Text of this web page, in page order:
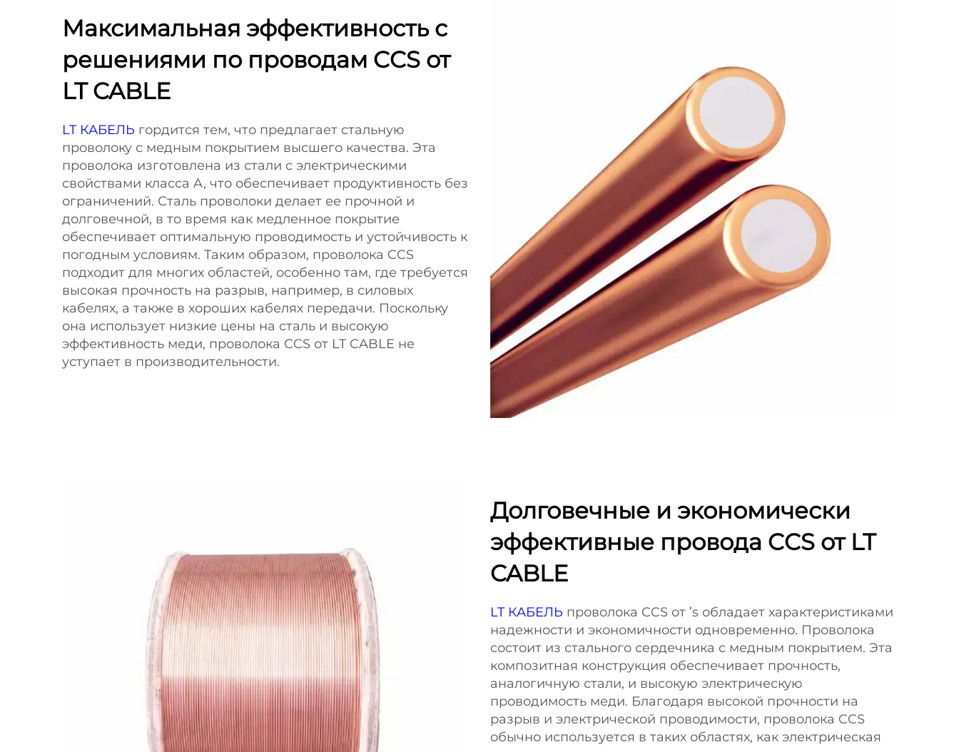
Максимальная эффективность с
решениями по проводам CCS от
LT CABLE
LT КАБЕЛЬ гордится тем, что предлагает стальную
проволоку с медным покрытием высшего качества. Эта
проволока изготовлена из стали с электрическими
свойствами класса A, что обеспечивает продуктивность без
ограничений. Сталь проволоки делает ее прочной и
долговечной, в то время как медленное покрытие
обеспечивает оптимальную проводимость и устойчивость к
погодным условиям. Таким образом, проволока CCS
подходит для многих областей, особенно там, где требуется
высокая прочность на разрыв, например, в силовых
кабелях, а также в хороших кабелях передачи. Поскольку
она использует низкие цены на сталь и высокую
эффективность меди, проволока CCS от LT CABLE не
уступает в производительности.
Долговечные и экономически
эффективные провода CCS от LT
CABLE
LT КАБЕЛЬ проволока CCS от ’s обладает характеристиками
надежности и экономичности одновременно. Проволока
состоит из стального сердечника с медным покрытием. Эта
композитная конструкция обеспечивает прочность,
аналогичную стали, и высокую электрическую
проводимость меди. Благодаря высокой прочности на
разрыв и электрической проводимости, проволока CCS
обычно используется в таких областях, как электрическая